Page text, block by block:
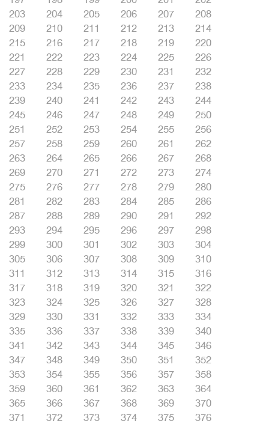
203
204 205 206 207
208
209
210 211 212 213
214
215
216 217 218 219
220
221
222 223 224 225
226
227
228 229 230 231
232
233
234 235 236 237
238
239
240 241 242 243
244
245
246 247 248 249
250
251
252 253 254 255
256
257
258 259 260 261
262
263
264 265 266 267
268
269
270 271 272 273
274
275
276 277 278 279
280
281
282 283 284 285
286
287
288 289 290 291
292
293
294 295 296 297
298
299
300 301 302 303
304
305
306 307 308 309
310
311
312 313 314 315
316
317
318 319 320 321
322
323
324 325 326 327
328
329
330 331 332 333
334
335
336 337 338 339
340
341
342 343 344 345
346
347
348 349 350 351
352
353
354 355 356 357
358
359
360 361 362 363
364
365
366 367 368 369
370
371
372 373 374 375
376